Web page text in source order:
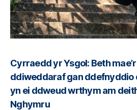
Cyrraedd yr Ysgol: Beth
ddiweddaraf gan ddefnyddio
yn ei ddweud wrthym am
Nghymru